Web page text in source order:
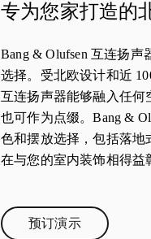
专为您家打造的
Bang & Olufsen 互连扬
选择。受北欧设计和近
互连扬声器能够融入任
也可作为点缀。Bang &
色和摆放选择，包括落地
在与您的室内装饰相得益
预订演示Link Opens in